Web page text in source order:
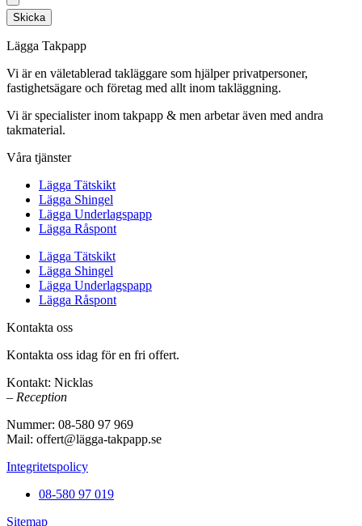
Skicka
Lägga Takpapp
Vi är en väletablerad takläggare som hjälper privatpersoner,
fastighetsägare och företag med allt inom takläggning.
Vi är specialister inom takpapp & men arbetar även med andra
takmaterial.
Våra tjänster
Lägga Tätskikt
Lägga Shingel
Lägga Underlagspapp
Lägga Råspont
Lägga Tätskikt
Lägga Shingel
Lägga Underlagspapp
Lägga Råspont
Kontakta oss
Kontakta oss idag för en fri offert.
Kontakt: Nicklas
– Reception
Nummer: 08-580 97 969
Mail: offert@lägga-takpapp.se
Integritetspolicy
08-580 97 019
Sitemap